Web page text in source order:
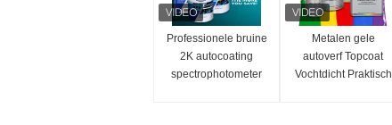
Professionele bruine
2K autocoating
spectrophotometer
Metalen gele
autoverf Topcoat
Vochtdicht Praktisch